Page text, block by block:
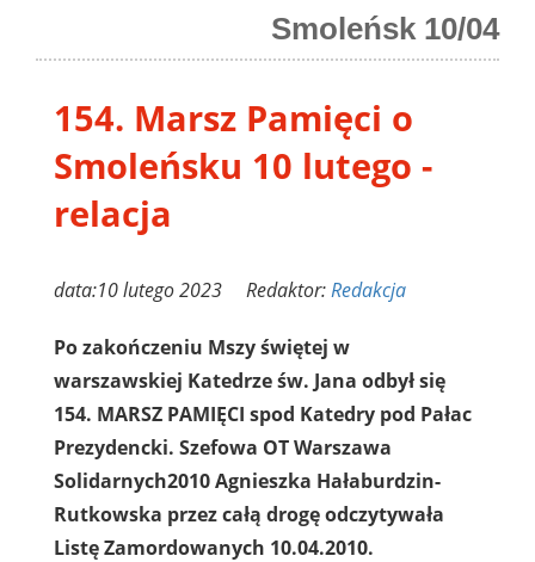
Smoleńsk 10/04
154. Marsz Pamięci o
Smoleńsku 10 lutego -
relacja
data:10 lutego 2023 Redaktor:Redakcja
Po zakończeniu Mszy świętej w
warszawskiej Katedrze św. Jana odbył się
154. MARSZ PAMIĘCI spod Katedry pod Pałac
Prezydencki. Szefowa OT Warszawa
Solidarnych2010 Agnieszka Hałaburdzin-
Rutkowska przez całą drogę odczytywała
Listę Zamordowanych 10.04.2010.